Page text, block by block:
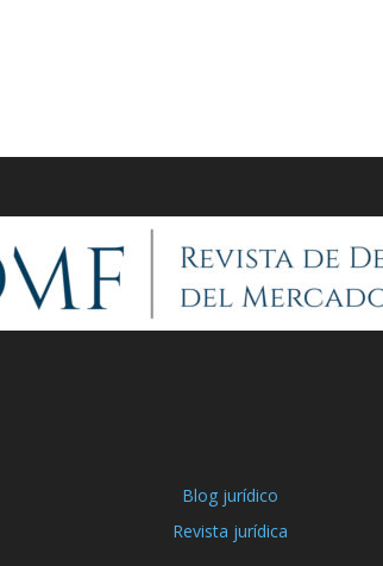
Blog jurídico
Revista jurídica